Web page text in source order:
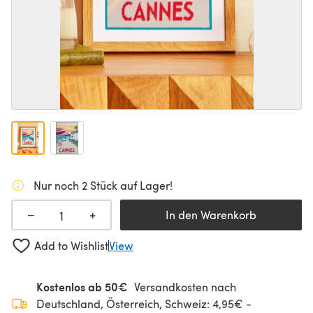
Nur noch 2 Stück auf Lager!
− + In den Warenkorb
Add to WishlistView
Kostenlos ab 50€ Versandkosten nach
Deutschland, Österreich, Schweiz: 4,95€ -